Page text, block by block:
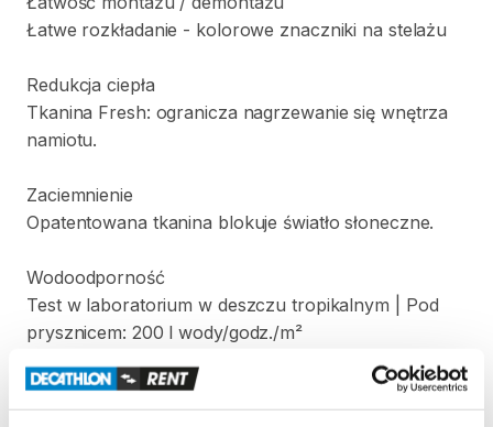
Łatwe rozkładanie - kolorowe znaczniki na stelażu
Redukcja ciepła
Tkanina Fresh: ogranicza nagrzewanie się wnętrza
namiotu.
Zaciemnienie
Opatentowana tkanina blokuje światło słoneczne.
Wodoodporność
Test w laboratorium w deszczu tropikalnym
Pod
prysznicem: 200 l wody​/​godz.​/​m²
Odporność na wiatr
Odporność na wiatr 50 km​/​h (siła 6) | Testowany w